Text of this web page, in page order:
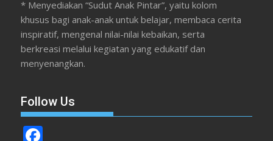
* Menyediakan “Sudut Anak Pintar”, yaitu kolom
khusus bagi anak-anak untuk belajar, membaca cerita
inspiratif, mengenal nilai-nilai kebaikan, serta
berkreasi melalui kegiatan yang edukatif dan
menyenangkan.
Follow Us